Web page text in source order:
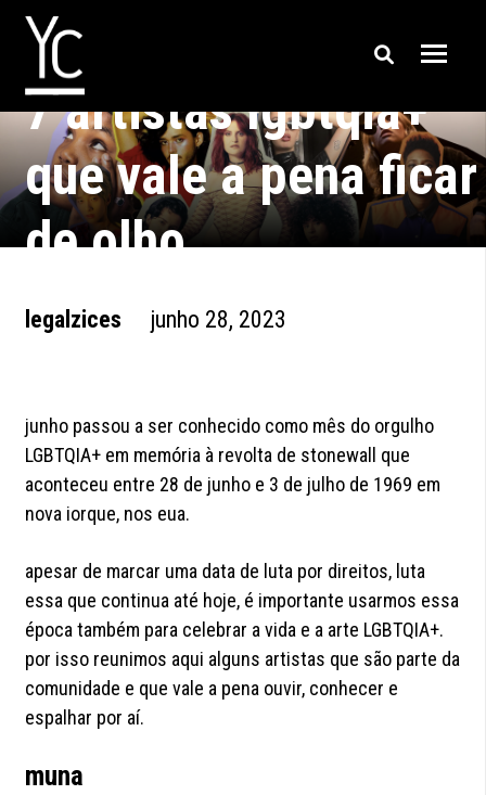
7 artistas lgbtqia+
que vale a pena ficar
de olho
legalzices junho 28, 2023
junho passou a ser conhecido como mês do orgulho
LGBTQIA+ em memória à revolta de stonewall que
aconteceu entre 28 de junho e 3 de julho de 1969 em
nova iorque, nos eua.
apesar de marcar uma data de luta por direitos, luta
essa que continua até hoje, é importante usarmos essa
época também para celebrar a vida e a arte LGBTQIA+.
por isso reunimos aqui alguns artistas que são parte da
comunidade e que vale a pena ouvir, conhecer e
espalhar por aí.
muna